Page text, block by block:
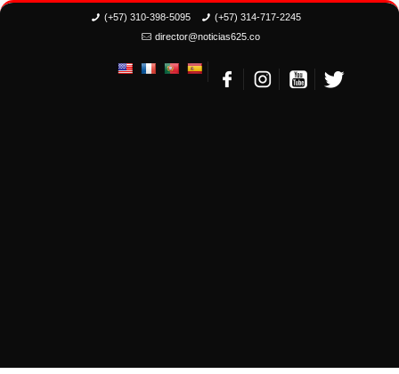
(+57) 310-398-5095
(+57) 314-717-2245
director@noticias625.co